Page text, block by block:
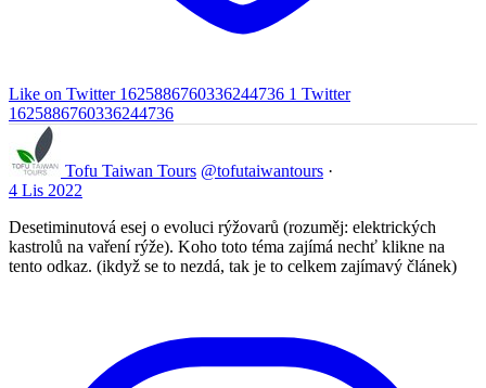
Like on Twitter 1625886760336244736 1 Twitter
1625886760336244736
Tofu Taiwan Tours @tofutaiwantours ·
4 Lis 2022
Desetiminutová esej o evoluci rýžovarů (rozuměj: elektrických
kastrolů na vaření rýže). Koho toto téma zajímá nechť klikne na
tento odkaz. (ikdyž se to nezdá, tak je to celkem zajímavý článek)